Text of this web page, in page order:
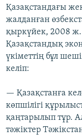
Қазақстандағы
жалданған
қыркүйек, 2008 ж.
Қазақстандық
үкіметтің бұл
келіп:
— Қазақстанға
көпшілігі
қаңтарылып тұр.
тәжіктер